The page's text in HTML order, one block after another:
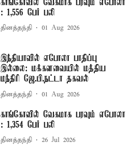
காங்கோவில் வேகமாக பரவும் எபோலா
: 1,556 பேர் பலி
தினத்தந்தி 01 Aug 2026
இந்தியாவில் எபோலா பாதிப்பு
இல்லை: மக்களவையில் மத்திய
மந்திரி ஜே.பி.நட்டா தகவல்
தினத்தந்தி 01 Aug 2026
காங்கோவில் வேகமாக பரவும் எபோலா
: 1,354 பேர் பலி
தினத்தந்தி 26 Jul 2026